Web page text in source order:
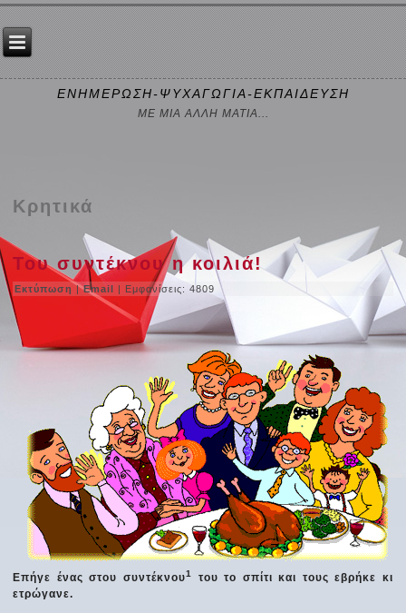
ΕΝΗΜΕΡΩΣΗ-ΨΥΧΑΓΩΓΙΑ-ΕΚΠΑΙΔΕΥΣΗ
ΜΕ ΜΙΑ ΑΛΛΗ ΜΑΤΙΑ...
Κρητικά
Του συντέκνου η κοιλιά!
Εκτύπωση|Email | Εμφανίσεις: 4809
Επήγε ένας στου συντέκνου1
του το σπίτι και τους εβρήκε κι
ετρώγανε.